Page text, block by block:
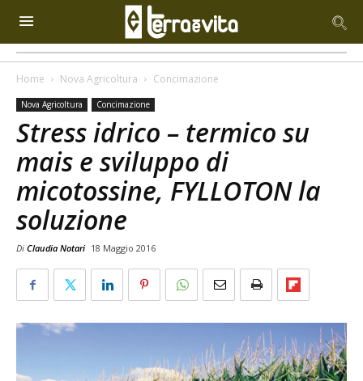
Home Nova Agricoltura Concimazione
Nova Agricoltura Concimazione
Stress idrico – termico su
mais e sviluppo di
micotossine, FYLLOTON la
soluzione
Di Claudia Notari 18 Maggio 2016